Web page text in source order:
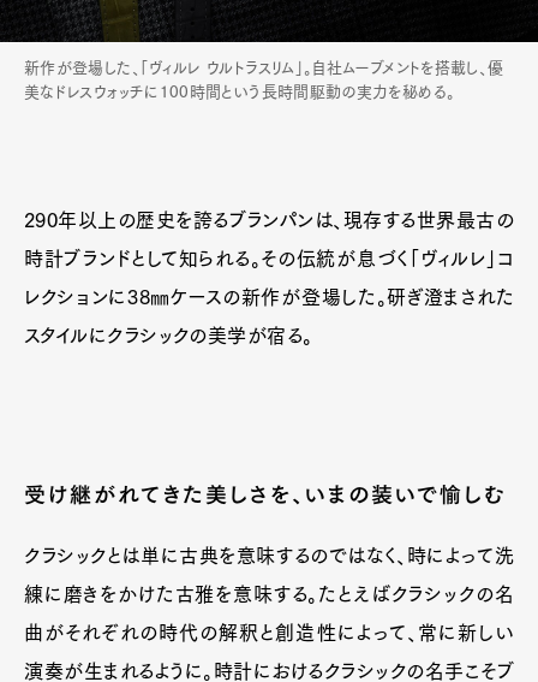
新作が登場した、「ヴィルレ ウルトラスリム」。自社ムーブメントを搭載し、優
美なドレスウォッチに100時間という長時間駆動の実力を秘める。
290年以上の歴史を誇るブランパンは、現存する世界最古の
時計ブランドとして知られる。その伝統が息づく「ヴィルレ」コ
レクションに38㎜ケースの新作が登場した。研ぎ澄まされた
スタイルにクラシックの美学が宿る。
受け継がれてきた美しさを、いまの装いで愉しむ
クラシックとは単に古典を意味するのではなく、時によって洗
練に磨きをかけた古雅を意味する。たとえばクラシックの名
曲がそれぞれの時代の解釈と創造性によって、常に新しい
演奏が生まれるように。時計におけるクラシックの名手こそブ